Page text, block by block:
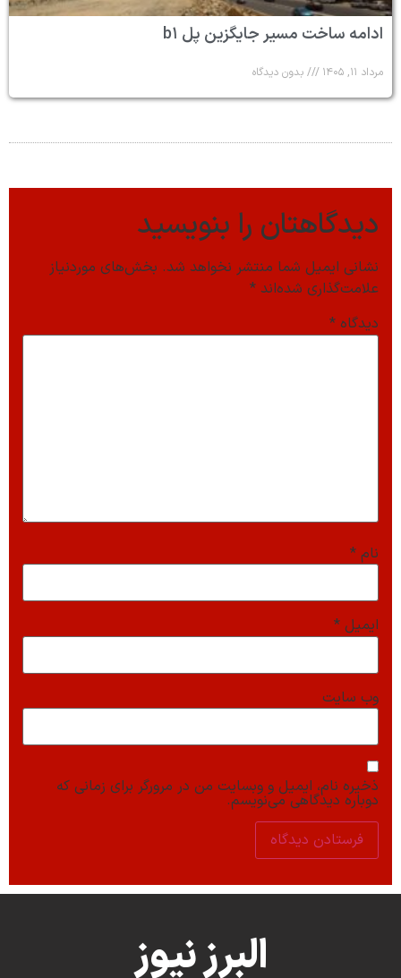
ادامه ساخت مسیر جایگزین پل b۱
مرداد ۱۱, ۱۴۰۵ بدون دیدگاه
دیدگاهتان را بنویسید
نشانی ایمیل شما منتشر نخواهد شد. بخش‌های موردنیاز
علامت‌گذاری شده‌اند *
دیدگاه *
نام *
ایمیل *
وب‌ سایت
ذخیره نام، ایمیل و وبسایت من در مرورگر برای زمانی که
دوباره دیدگاهی می‌نویسم.
البرز نیوز